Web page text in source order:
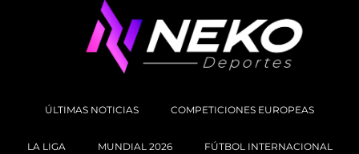
ÚLTIMAS NOTICIAS COMPETICIONES EUROPEAS
LA LIGA MUNDIAL 2026 FÚTBOL INTERNACIONAL